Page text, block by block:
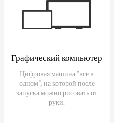
Графический компьютер
Цифровая машина "все в
одном", на которой после
запуска можно рисовать от
руки.